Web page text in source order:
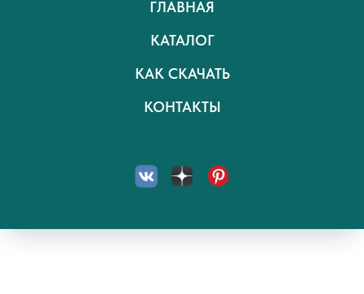
ГЛАВНАЯ
КАТАЛОГ
КАК СКАЧАТЬ
КОНТАКТЫ